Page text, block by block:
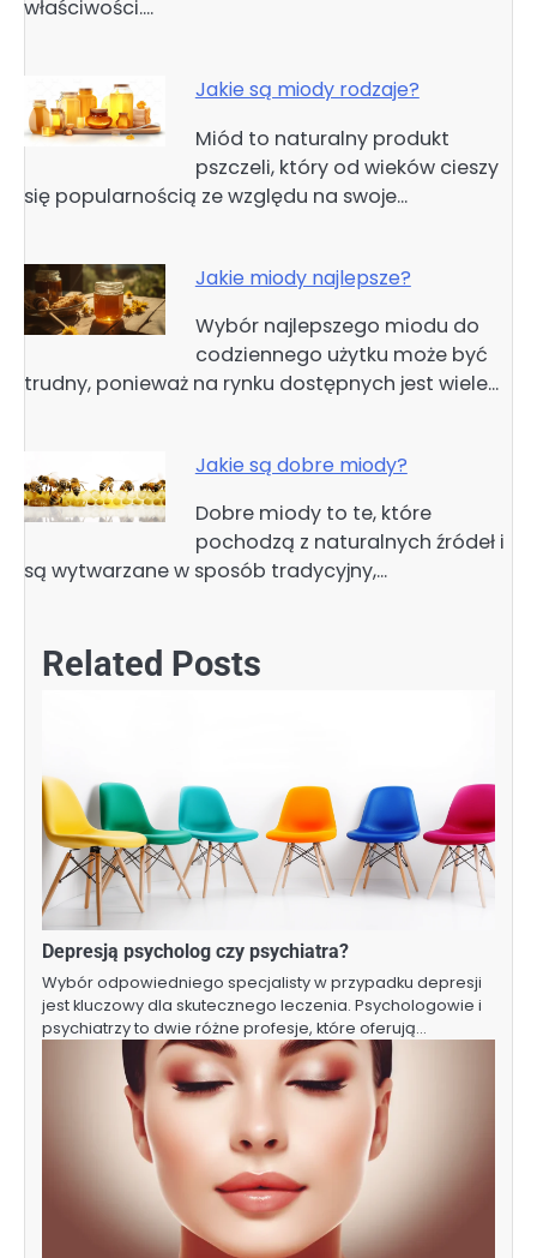
właściwości.…
Jakie są miody rodzaje?
Miód to naturalny produkt
pszczeli, który od wieków cieszy
się popularnością ze względu na swoje…
Jakie miody najlepsze?
Wybór najlepszego miodu do
codziennego użytku może być
trudny, ponieważ na rynku dostępnych jest wiele…
Jakie są dobre miody?
Dobre miody to te, które
pochodzą z naturalnych źródeł i
są wytwarzane w sposób tradycyjny,…
Related Posts
Depresją psycholog czy psychiatra?
Wybór odpowiedniego specjalisty w przypadku depresji
jest kluczowy dla skutecznego leczenia. Psychologowie i
psychiatrzy to dwie różne profesje, które oferują…